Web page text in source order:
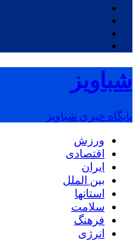
شباویز
پایگاه خبری شباویز
ورزش
اقتصادی
ایران
بین الملل
استانها
سلامت
فرهنگ
انرژی